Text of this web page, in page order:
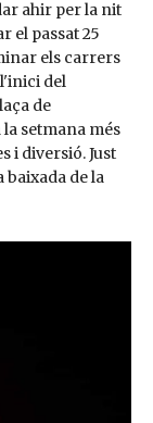
ahir per la nit
el passat 25
els carrers
l'inici del
de
setmana més
i diversió. Just
baixada de la